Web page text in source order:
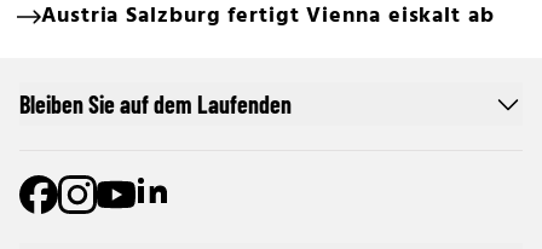
Austria Salzburg fertigt Vienna eiskalt ab
Bleiben Sie auf dem Laufenden